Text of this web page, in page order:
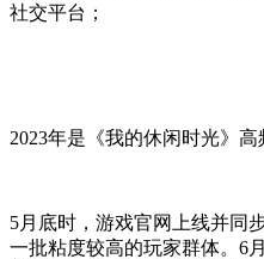
社交平台；
2023年是《我的休闲时光》
5月底时，游戏官网上线并同
一批粘度较高的玩家群体。6